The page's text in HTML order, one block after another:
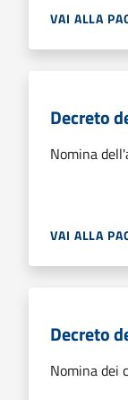
VAI ALLA
Decreto
Nomina
VAI ALLA
Decreto
Nomina dei